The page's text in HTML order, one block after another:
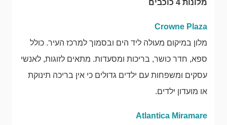
מלונות 4 כוכבים
Crowne Plaza
מלון במיקום מעולה ליד הים ובסמוך למרכז העיר. כולל
ספא, חדר כושר, בריכות ומסעדות. מתאים לזוגות, לאנשי
עסקים ומשפחות עם ילדים גדולים כי אין בריכה תינוקת
או מועדון ילדים.
Atlantica Miramare